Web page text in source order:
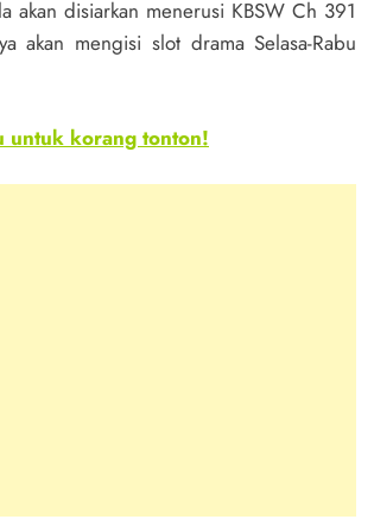
akan disiarkan menerusi KBSW Ch 391
mengisi slot drama Selasa-Rabu
untuk korang tonton!